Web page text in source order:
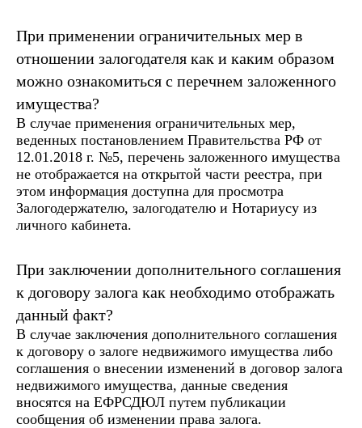
При применении ограничительных мер в
отношении залогодателя как и каким образом
можно ознакомиться с перечнем заложенного
имущества?
В случае применения ограничительных мер,
веденных постановлением Правительства РФ от
12.01.2018 г. №5, перечень заложенного имущества
не отображается на открытой части реестра, при
этом информация доступна для просмотра
Залогодержателю, залогодателю и Нотариусу из
личного кабинета.
При заключении дополнительного соглашения
к договору залога как необходимо отображать
данный факт?
В случае заключения дополнительного соглашения
к договору о залоге недвижимого имущества либо
соглашения о внесении изменений в договор залога
недвижимого имущества, данные сведения
вносятся на ЕФРСДЮЛ путем публикации
сообщения об изменении права залога.